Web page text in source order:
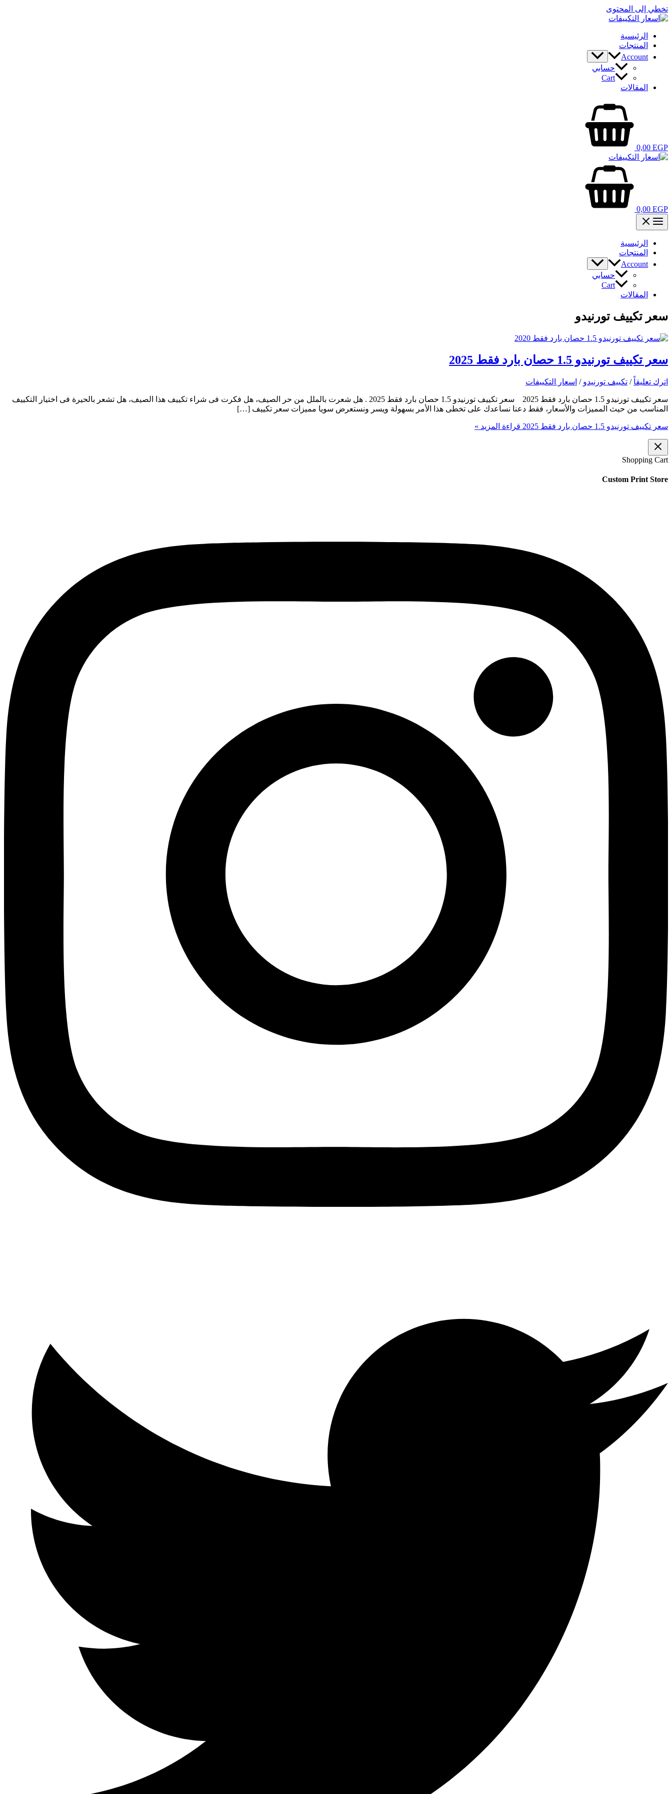
تخطي إلى المحتوى
الرئيسية
المنتجات
Account
حسابي
Cart
المقالات
0,00 EGP
0,00 EGP
الرئيسية
المنتجات
Account
حسابي
Cart
المقالات
سعر تكييف تورنيدو
سعر تكييف تورنيدو 1.5 حصان بارد فقط 2025
اترك تعليقاً / تكييف تورنيدو / اسعار التكييفات
سعر تكييف تورنيدو 1.5 حصان بارد فقط 2025 سعر تكييف تورنيدو 1.5 حصان بارد فقط 2025 . هل شعرت بالملل من حر الصيف، هل فكرت فى شراء تكييف هذا الصيف، هل تشعر بالحيرة فى اختيار التكييف
المناسب من حيث المميزات والأسعار، فقط دعنا نساعدك على تخطى هذا الأمر بسهولة ويسر ونستعرض سويا مميزات سعر تكييف […]
سعر تكييف تورنيدو 1.5 حصان بارد فقط 2025 قراءة المزيد »
Shopping Cart
Custom Print Store